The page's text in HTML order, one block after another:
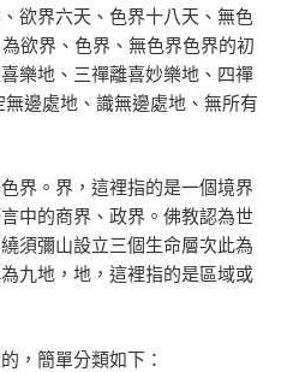
欲界六天、色界十八天、無色
欲界、色界、無色界色界的初
樂地、三禪離喜妙樂地、四禪
邊處地、識無邊處地、無所有
界。界，這裡指的是一個境界
中的商界、政界。佛教認為世
須彌山設立三個生命層次此為
九地，地，這裡指的是區域或
，簡單分類如下：